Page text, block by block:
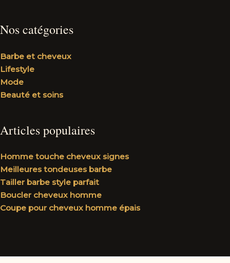
Nos catégories
Barbe et cheveux
Lifestyle
Mode
Beauté et soins
Articles populaires
Homme touche cheveux signes
Meilleures tondeuses barbe
Tailler barbe style parfait
Boucler cheveux homme
Coupe pour cheveux homme épais